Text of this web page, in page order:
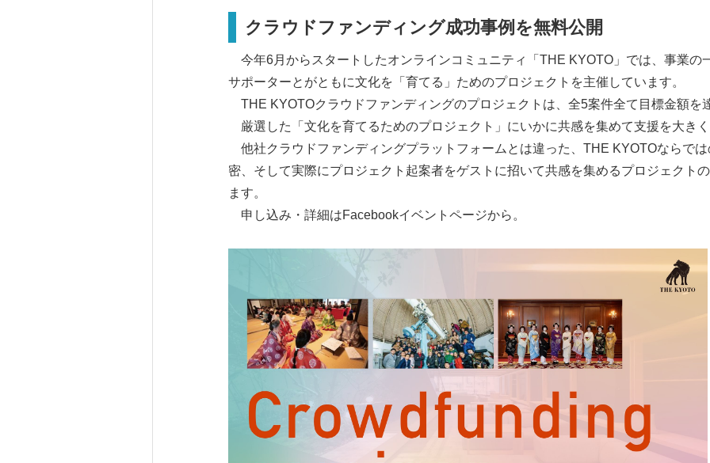
クラウドファンディング成功事例を無料公開
今年6月からスタートしたオンラインコミュニティ「THE KYOTO」では、事業の
サポーターとがともに文化を「育てる」ためのプロジェクトを主催しています。
THE KYOTOクラウドファンディングのプロジェクトは、全5案件全て目標金額を
厳選した「文化を育てるためのプロジェクト」にいかに共感を集めて支援を大き
他社クラウドファンディングプラットフォームとは違った、THE KYOTOならで
密、そして実際にプロジェクト起案者をゲストに招いて共感を集めるプロジェクト
ます。
申し込み・詳細はFacebookイベントページから。